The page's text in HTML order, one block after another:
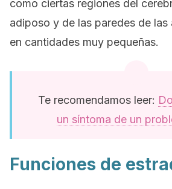
como ciertas regiones del
adiposo y de las paredes de las
en cantidades muy pequeñas.
Te recomendamos leer:
un síntoma de un
Funciones de